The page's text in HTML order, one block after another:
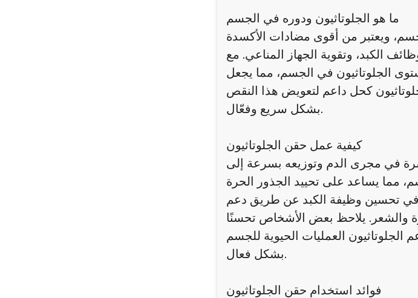
ما هو الجلوتاثيون ودوره في الجسم
ويعتبر من أقوى مضادات الأكسدة
الكبد، وتقوية الجهاز المناعي. مع
الجلوتاثيون في الجسم، مما يجعل
كحل داعم لتعويض هذا النقص
بشكل سريع وفعّال.
كيفية عمل حقن الجلوتاثيون
في مجرى الدم وتوزيعه بسرعة إلى
مما يساعد على تحييد الجذور الحرة
في تحسين وظيفة الكبد عن طريق دعم
والشعر. يلاحظ بعض الأشخاص تحسنًا
العمليات الحيوية للجسم
بشكل فعال.
فوائد استخدام حقن الجلوتاثيون